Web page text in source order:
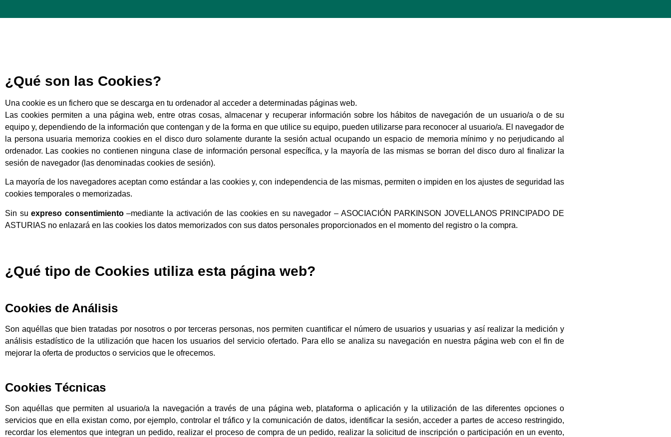
¿Qué son las Cookies?
Una cookie es un fichero que se descarga en tu ordenador al acceder a determinadas páginas web.
Las cookies permiten a una página web, entre otras cosas, almacenar y recuperar información sobre los hábitos de navegación de un usuario/a o de su
equipo y, dependiendo de la información que contengan y de la forma en que utilice su equipo, pueden utilizarse para reconocer al usuario/a. El navegador de
la persona usuaria memoriza cookies en el disco duro solamente durante la sesión actual ocupando un espacio de memoria mínimo y no perjudicando al
ordenador. Las cookies no contienen ninguna clase de información personal específica, y la mayoría de las mismas se borran del disco duro al finalizar la
sesión de navegador (las denominadas cookies de sesión).
La mayoría de los navegadores aceptan como estándar a las cookies y, con independencia de las mismas, permiten o impiden en los ajustes de seguridad las
cookies temporales o memorizadas.
Sin suexpreso consentimiento–mediante la activación de las cookies en su navegador – ASOCIACIÓN PARKINSON JOVELLANOS PRINCIPADO DE
ASTURIAS no enlazará en las cookies los datos memorizados con sus datos personales proporcionados en el momento del registro o la compra.
¿Qué tipo de Cookies utiliza esta página web?
Cookies de Análisis
Son aquéllas que bien tratadas por nosotros o por terceras personas, nos permiten cuantificar el número de usuarios y usuarias y así realizar la medición y
análisis estadístico de la utilización que hacen los usuarios del servicio ofertado. Para ello se analiza su navegación en nuestra página web con el fin de
mejorar la oferta de productos o servicios que le ofrecemos.
Cookies Técnicas
Son aquéllas que permiten al usuario/a la navegación a través de una página web, plataforma o aplicación y la utilización de las diferentes opciones o
servicios que en ella existan como, por ejemplo, controlar el tráfico y la comunicación de datos, identificar la sesión, acceder a partes de acceso restringido,
recordar los elementos que integran un pedido, realizar el proceso de compra de un pedido, realizar la solicitud de inscripción o participación en un evento,